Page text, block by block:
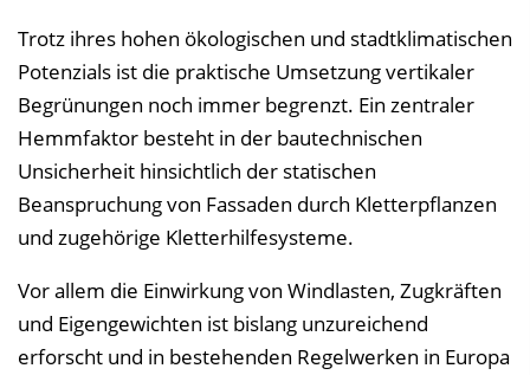
d
e
n
Trotz ihres hohen ökologischen und stadtklimatischen
Potenzials ist die praktische Umsetzung vertikaler
Begrünungen noch immer begrenzt. Ein zentraler
Hemmfaktor besteht in der bautechnischen
Unsicherheit hinsichtlich der statischen
Beanspruchung von Fassaden durch Kletterpflanzen
und zugehörige Kletterhilfesysteme.
Vor allem die Einwirkung von Windlasten, Zugkräften
und Eigengewichten ist bislang unzureichend
erforscht und in bestehenden Regelwerken in Europa